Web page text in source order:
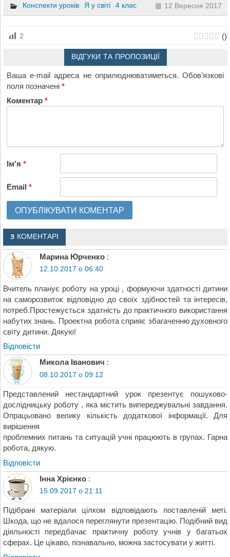
Конспекти уроків Я у світі 4 клас 12 Вересня 2017
2 ()
ВІДГУКИ ТА ПРОПОЗИЦІЇ
Ваша e-mail адреса не оприлюднюватиметься. Обов’язкові
поля позначені*
Коментар*
Ім'я*
Email*
3 КОМЕНТАРІ
Марина Юрченко :
12.10.2017 о 06:40
Вчитель планує роботу на уроці , формуючи здатності дитини
на саморозвиток відповідно до своїх здібностей та інтересів,
потреб.Простежується здатність до практичного використання
набутих знань. Проектна робота сприяє збагаченню духовного
світу дитини. Дякую!
Відповіcти
Микола Іванович :
08.10.2017 о 09:12
Представлений нестандартний урок презентує пошуково-
дослідницьку роботу , яка містить випереджувальні завдання.
Опрацьовано велику кількість додаткової інформації. Для
вирішення
проблемних питань та ситуацій учні працюють в групах. Гарна
робота, дякую.
Відповіcти
Інна Хрієнко :
15.09.2017 о 21:11
Підібрані матеріали цілком відповідають поставленій меті.
Шкода, що не вдалося переглянути презентацію. Подібний вид
діяльності передбачає практичну роботу учнів у багатьох
сферах. Це цікаво, пізнавально, можна застосувати у житті.